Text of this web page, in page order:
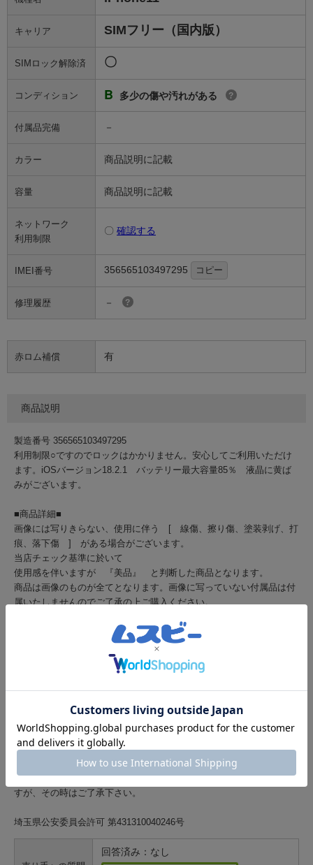
キャリア SIMフリー（国内版）
SIMロック解除済 〇
コンディション B 多少の傷や汚れがある ?
付属品完備 －
カラー 商品説明に記載
容量 商品説明に記載
ネットワーク
利用制限
〇 確認する
IMEI番号 356565103497295 コピー
修理履歴 － ?
赤ロム補償 有
商品説明
製造番号 356565103497295
利用制限○ですのでロックはかかりません。安心してご利用いただけ
ます。iOSバージョン18.2.1 バッテリー最大容量85％ 液晶に黄ば
みがございます。
■商品詳細■
画像には写りきらない、使用に伴う [ 線傷、擦り傷、塗装剥げ、打
痕、落下傷 ] がある場合がございます。
当店チェック基準に於いて
使用感を伴いますが 『美品』 と判断した商品となります。
商品は画像のものが全てとなります。画像に写っていない付属品は付
属いたしませんのでご了承の上ご購入ください。
サイト等でご確認下さい。
14時までにご入金の確認がとれましたら、当日発送を心がけておりま
なお、日曜祝日も発送しております。
・特定商取引に関する法律に基づく表示 というリンクに当店での保証
内容等の記載がございますので、
必ずご確認の上ご検討下さい。
・別経路でも販売している為、行き違いで販売済みの場合がございま
すが、その時はご了承下さい。
埼玉県公安委員会許可 第431310040246号
回答済み：なし